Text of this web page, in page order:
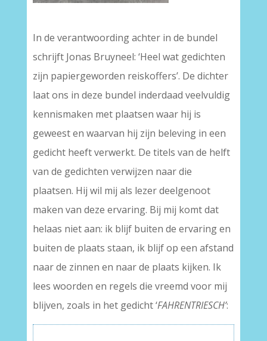
In de verantwoording achter in de bundel
schrijft Jonas Bruyneel: ‘Heel wat gedichten
zijn papiergeworden reiskoffers’. De dichter
laat ons in deze bundel inderdaad veelvuldig
kennismaken met plaatsen waar hij is
geweest en waarvan hij zijn beleving in een
gedicht heeft verwerkt. De titels van de helft
van de gedichten verwijzen naar die
plaatsen. Hij wil mij als lezer deelgenoot
maken van deze ervaring. Bij mij komt dat
helaas niet aan: ik blijf buiten de ervaring en
buiten de plaats staan, ik blijf op een afstand
naar de zinnen en naar de plaats kijken. Ik
lees woorden en regels die vreemd voor mij
blijven, zoals in het gedicht ‘FAHRENTRIESCH’: